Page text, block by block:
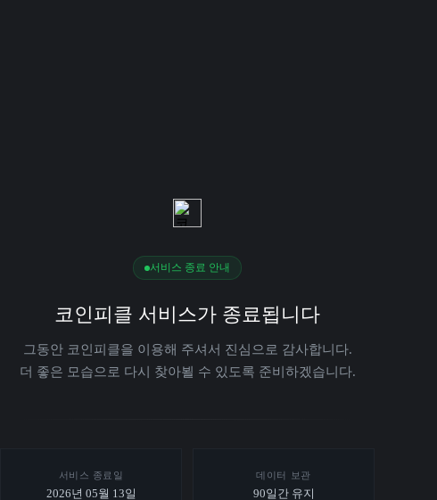
서비스 종료 안내
코인피클 서비스가 종료됩니다
그동안 코인피클을 이용해 주셔서 진심으로 감사합니다.
더 좋은 모습으로 다시 찾아뵐 수 있도록 준비하겠습니다.
서비스 종료일
2026년 05월 13일
데이터 보관
90일간 유지